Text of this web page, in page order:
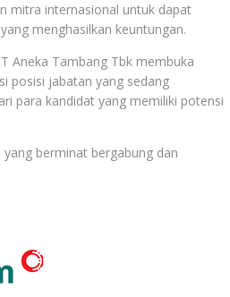
mitra internasional untuk dapat
menghasilkan keuntungan.
Aneka Tambang Tbk membuka
posisi jabatan yang sedang
para kandidat yang memiliki potensi
berminat bergabung dan